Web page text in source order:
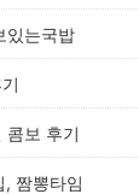
있는국밥
콤보 후기
짬뽕타임